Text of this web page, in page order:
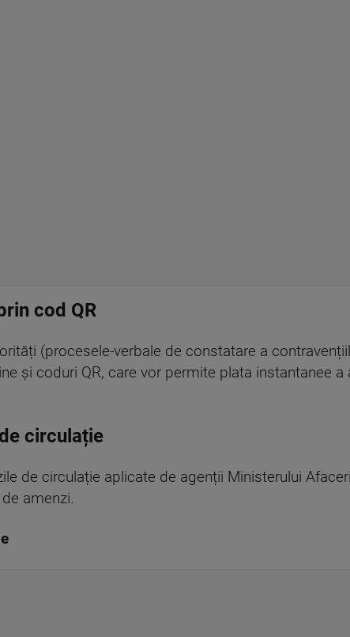
cod QR
(procesele-verbale de constatare a
și coduri QR, care vor permite plata instantanee a
circulație
de circulație aplicate de agenții Ministerului
amenzi.